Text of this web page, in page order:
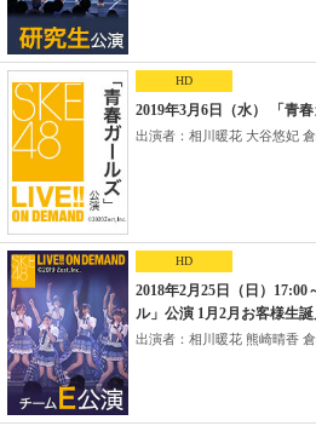
HD
2019年3月6日（水） 「青
出演者：相川暖花 大谷悠妃 倉
HD
2018年2月25日（日）
ル」公演 1月2月お客様生
出演者：相川暖花 熊崎晴香 倉